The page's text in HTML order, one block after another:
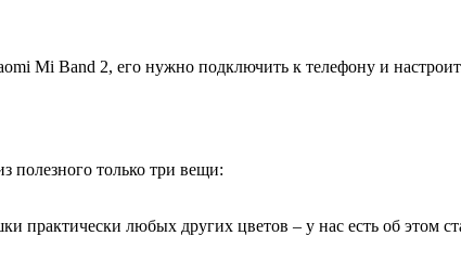
Mi Band 2, его нужно подключить к телефону и
полезного только три вещи:
любых других цветов – у нас есть об этом